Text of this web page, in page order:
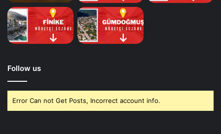
Follow us
Error Can not Get Posts, Incorrect account info.